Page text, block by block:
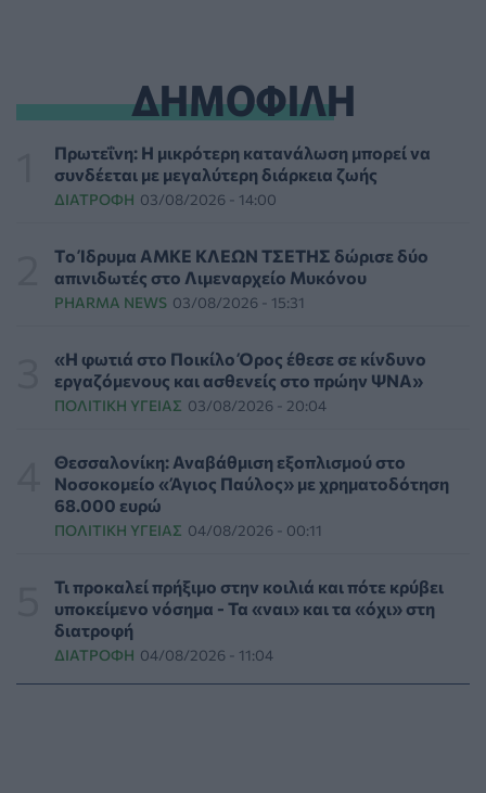
Μεγαλώνει πραγματικά η μυωπία μετά την
ενηλικίωση; - Τι δείχνουν νέες μελέτες
HEALTH TALK 06/08/2026 - 08:19
Στον σταθμό φιλοξενίας πυρόπληκτων ζώων στα
ΕΠΙΚΑΙΡΌΤΗΤΑ 06/08/2026 - 03:46
Το Πανεπιστήμιο Keele υπέβαλε φάκελο προπτυχιακού
ΕΠΙΚΑΙΡΌΤΗΤΑ 06/08/2026 - 00:04
Binge-Watching και φαγητό: Τα επιστημονικά
ΨΥΧΙΚΉ ΥΓΕΊΑ 05/08/2026 - 23:17
Γεωργιάδης: «Δεν έπεσε η ψευδοροφή στα ΤΕΠ του
Νοσοκομείου Κορίνθου, την ξήλωσαν»
Ιαπωνικό θαύμα κατά της περιοδοντίτιδας:
Καινοτόμος θεραπεία στοχεύει μόνο το
βακτήριο-«κλειδί»
ΥΓΕΊΑ 05/08/2026 - 21:17
ΔΗΜΟΦΙΛΗ
Πρωτεΐνη: Η μικρότερη κατανάλωση μπορεί να
συνδέεται με μεγαλύτερη διάρκεια ζωής
ΔΙΑΤΡΟΦΉ 03/08/2026 - 14:00
Tο Ίδρυμα ΑΜΚΕ ΚΛΕΩΝ ΤΣΕΤΗΣ δώρισε δύο
απινιδωτές στο Λιμεναρχείο Μυκόνου
PHARMA NEWS 03/08/2026 - 15:31
«Η φωτιά στο Ποικίλο Όρος έθεσε σε κίνδυνο
εργαζόμενους και ασθενείς στο πρώην ΨΝΑ»
ΠΟΛΙΤΙΚΉ ΥΓΕΊΑΣ 03/08/2026 - 20:04
Θεσσαλονίκη: Αναβάθμιση εξοπλισμού στο
Νοσοκομείο «Άγιος Παύλος» με χρηματοδότηση
68.000 ευρώ
ΠΟΛΙΤΙΚΉ ΥΓΕΊΑΣ 04/08/2026 - 00:11
Τι προκαλεί πρήξιμο στην κοιλιά και πότε κρύβει
υποκείμενο νόσημα - Τα «ναι» και τα «όχι» στη
διατροφή
ΔΙΑΤΡΟΦΉ 04/08/2026 - 11:04